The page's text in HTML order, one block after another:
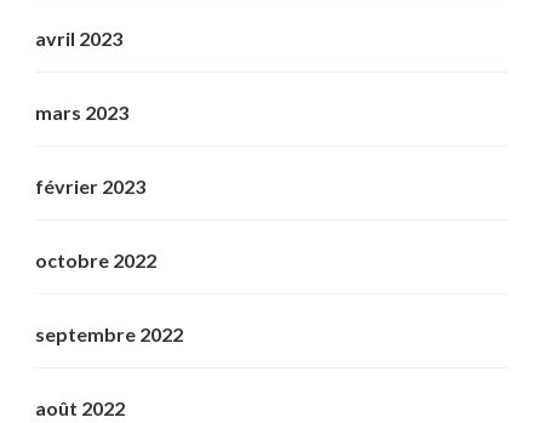
avril 2023
mars 2023
février 2023
octobre 2022
septembre 2022
août 2022